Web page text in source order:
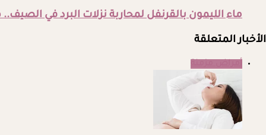
ماء الليمون بالقرنفل لمحاربة نزلات البرد في
الأخبار المتعلقة